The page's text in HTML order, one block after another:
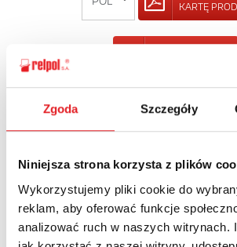
Zgoda Szczegóły
Niniejsza strona korzysta z plików
Wykorzystujemy pliki cookie do
reklam, aby oferować funkcje
analizować ruch w naszych witrynach.
KARTĘ
Imię i nazwisko: *